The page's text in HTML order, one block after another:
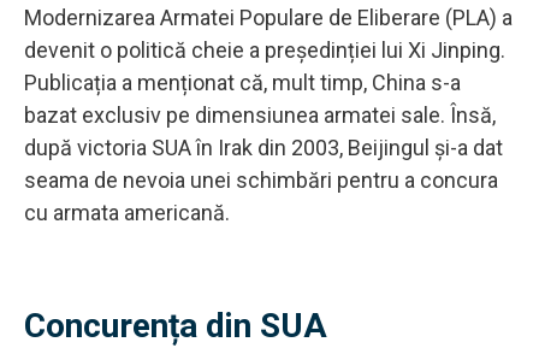
Modernizarea Armatei Populare de Eliberare (PLA) a
devenit o politică cheie a președinției lui Xi Jinping.
Publicația a menționat că, mult timp, China s-a
bazat exclusiv pe dimensiunea armatei sale. Însă,
după victoria SUA în Irak din 2003, Beijingul și-a dat
seama de nevoia unei schimbări pentru a concura
cu armata americană.
Concurența din SUA